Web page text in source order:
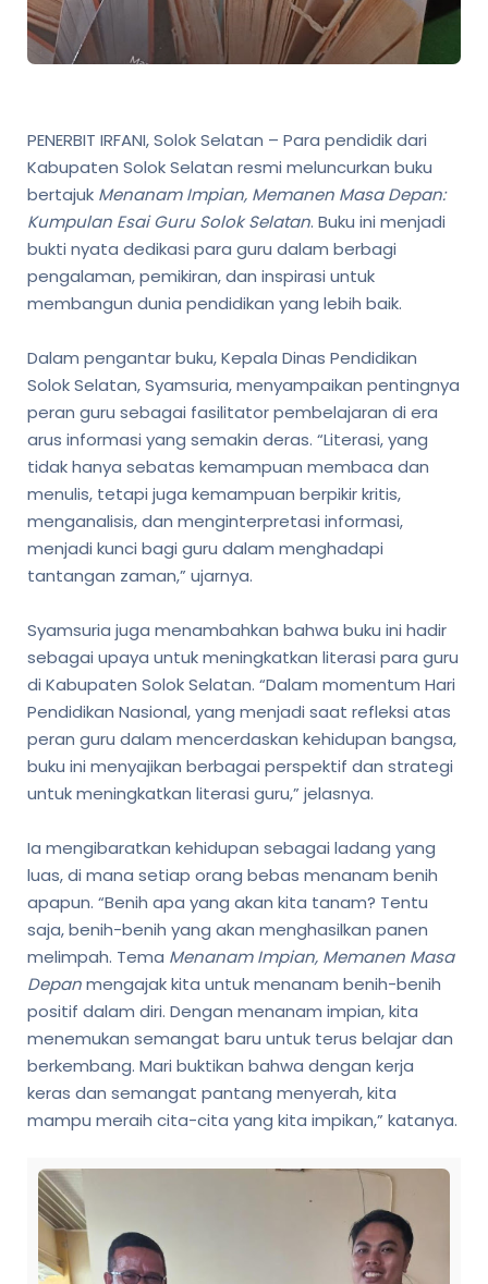
PENERBIT IRFANI, Solok Selatan – Para pendidik dari
Kabupaten Solok Selatan resmi meluncurkan buku
bertajuk Menanam Impian, Memanen Masa Depan:
Kumpulan Esai Guru Solok Selatan. Buku ini menjadi
bukti nyata dedikasi para guru dalam berbagi
pengalaman, pemikiran, dan inspirasi untuk
membangun dunia pendidikan yang lebih baik.
Dalam pengantar buku, Kepala Dinas Pendidikan
Solok Selatan, Syamsuria, menyampaikan pentingnya
peran guru sebagai fasilitator pembelajaran di era
arus informasi yang semakin deras. “Literasi, yang
tidak hanya sebatas kemampuan membaca dan
menulis, tetapi juga kemampuan berpikir kritis,
menganalisis, dan menginterpretasi informasi,
menjadi kunci bagi guru dalam menghadapi
tantangan zaman,” ujarnya.
Syamsuria juga menambahkan bahwa buku ini hadir
sebagai upaya untuk meningkatkan literasi para guru
di Kabupaten Solok Selatan. “Dalam momentum Hari
Pendidikan Nasional, yang menjadi saat refleksi atas
peran guru dalam mencerdaskan kehidupan bangsa,
buku ini menyajikan berbagai perspektif dan strategi
untuk meningkatkan literasi guru,” jelasnya.
Ia mengibaratkan kehidupan sebagai ladang yang
luas, di mana setiap orang bebas menanam benih
apapun. “Benih apa yang akan kita tanam? Tentu
saja, benih-benih yang akan menghasilkan panen
melimpah. Tema Menanam Impian, Memanen Masa
Depanmengajak kita untuk menanam benih-benih
positif dalam diri. Dengan menanam impian, kita
menemukan semangat baru untuk terus belajar dan
berkembang. Mari buktikan bahwa dengan kerja
keras dan semangat pantang menyerah, kita
mampu meraih cita-cita yang kita impikan,” katanya.